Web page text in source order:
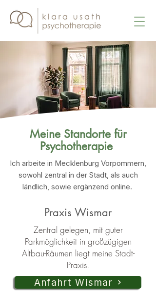
Meine Standorte für
Psychotherapie
Ich arbeite in Mecklenburg Vorpommern,
sowohl zentral in der Stadt, als auch
ländlich, sowie ergänzend online.
Praxis Wismar
Zentral gelegen, mit guter
Parkmöglichkeit in großzügigen
Altbau-Räumen liegt meine Stadt-
Praxis.
Anfahrt Wismar